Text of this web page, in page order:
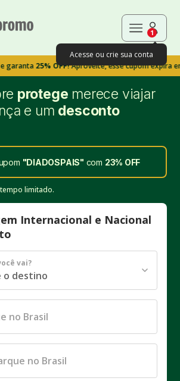
1
Acesse ou crie sua conta
25% OFF!Aproveite, esse cupom expira em 9m39s
protege merece viajar
e um desconto
"DIADOSPAIS" com 23% OFF
limitado.
Internacional e Nacional
vai?